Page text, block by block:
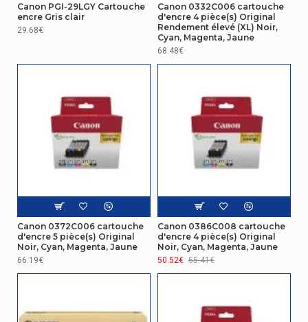
Canon PGI-29LGY Cartouche
encre Gris clair
29.68€
Canon 0332C006 cartouche
d'encre 4 pièce(s) Original
Rendement élevé (XL) Noir,
Cyan, Magenta, Jaune
68.48€
Canon 0372C006 cartouche
d'encre 5 pièce(s) Original
Noir, Cyan, Magenta, Jaune
66.19€
Canon 0386C008 cartouche
d'encre 4 pièce(s) Original
Noir, Cyan, Magenta, Jaune
50.52€ 55.41€